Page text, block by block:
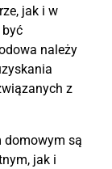
jak i w
należy
z
domowym są
jak i